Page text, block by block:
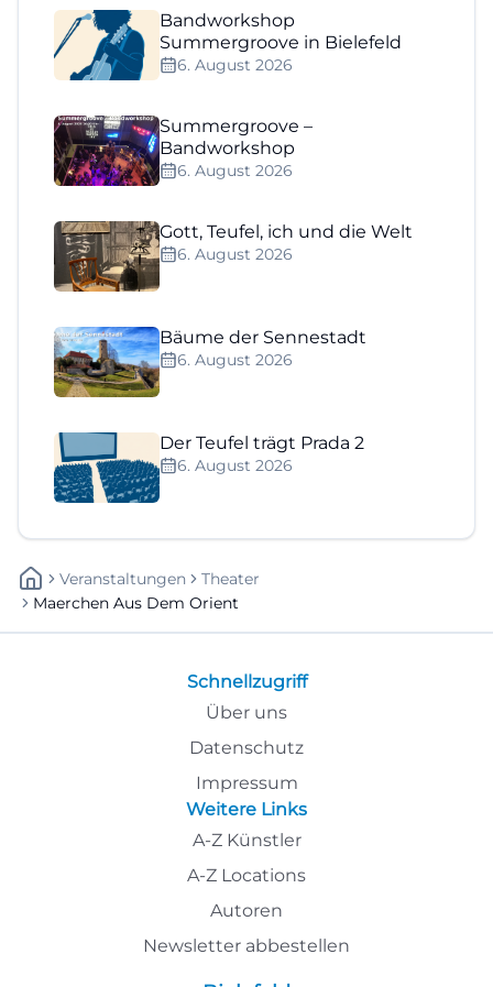
Bandworkshop
Summergroove in Bielefeld
6. August 2026
Summergroove –
Bandworkshop
6. August 2026
Gott, Teufel, ich und die Welt
6. August 2026
Bäume der Sennestadt
6. August 2026
Der Teufel trägt Prada 2
6. August 2026
Veranstaltungen
Theater
Maerchen Aus Dem Orient
Schnellzugriff
Über uns
Datenschutz
Impressum
Weitere Links
A-Z Künstler
A-Z Locations
Autoren
Newsletter abbestellen